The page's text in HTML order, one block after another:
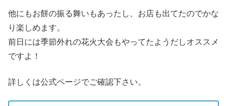
他にもお餅の振る舞いもあったし、お店も出てたのでかな
り楽しめます。
前日には季節外れの花火大会もやってたようだしオススメ
ですよ！
詳しくは公式ページでご確認下さい。